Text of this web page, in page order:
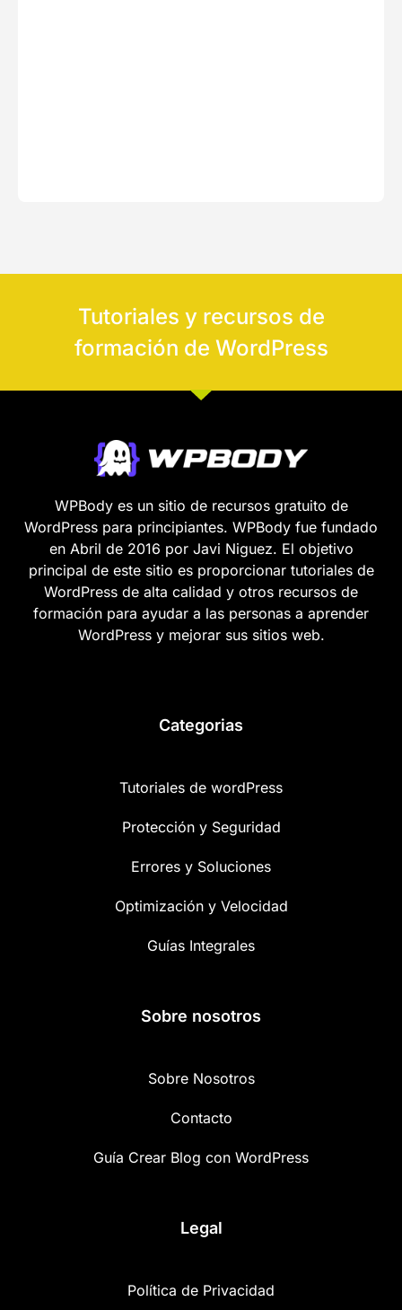
Tutoriales y recursos de
formación de WordPress
WPBody es un sitio de recursos gratuito de
WordPress para principiantes. WPBody fue fundado
en Abril de 2016 por Javi Niguez. El objetivo
principal de este sitio es proporcionar tutoriales de
WordPress de alta calidad y otros recursos de
formación para ayudar a las personas a aprender
WordPress y mejorar sus sitios web.
Categorias
Tutoriales de wordPress
Protección y Seguridad
Errores y Soluciones
Optimización y Velocidad
Guías Integrales
Sobre nosotros
Sobre Nosotros
Contacto
Guía Crear Blog con WordPress
Legal
Política de Privacidad